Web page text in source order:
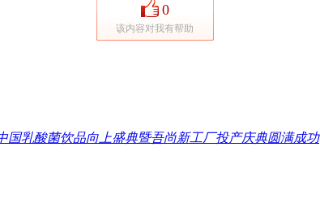
0
该内容对我有帮助
国乳酸菌饮品向上盛典暨吾尚新工厂投产庆典圆满成功